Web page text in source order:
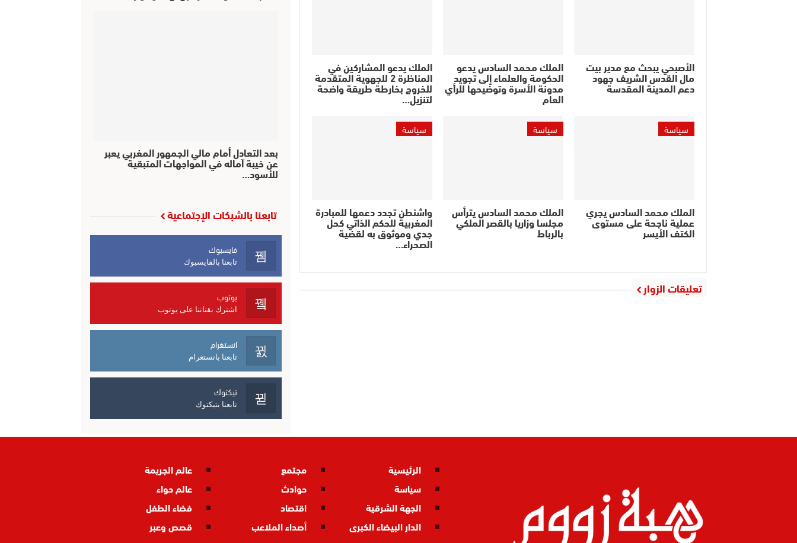
الأصبحي يبحث مع مدير بيت
مال القدس الشريف جهود
دعم المدينة المقدسة
الملك محمد السادس يدعو
الحكومة والعلماء إلى تجويد
مدونة الأسرة وتوضيحها للرأي
العام
الملك يدعو المشاركين في
المناظرة 2 للجهوية المتقدمة
للخروج بخارطة طريقة واضحة
لتنزيل…
سياسة
الملك محمد السادس يجري
عملية ناجحة على مستوى
الكتف الأيسر
سياسة
الملك محمد السادس يترأس
مجلسا وزاريا بالقصر الملكي
بالرباط
سياسة
واشنطن تجدد دعمها للمبادرة
المغربية للحكم الذاتي كحل
جدي وموثوق به لقضية
الصحراء…
تعليقات الزوار
بعد التعادل أمام مالي الجمهور المغربي يعبر
عن خيبة آماله في المواجهات المتبقية
للأسود…
تابعنا بالشبكات الإجتماعية
فايسبوك
تابعنا بالفايسبوك
يوتوب
اشترك بقناتنا على يوتوب
انستغرام
تابعنا بانستغرام
تيكتوك
تابعنا بتيكتوك
الرئيسية
سياسة
الجهة الشرقية
الدار البيضاء الكبرى
مجتمع
حوادث
اقتصاد
أصداء الملاعب
عالم الجريمة
عالم حواء
فضاء الطفل
قصص وعبر